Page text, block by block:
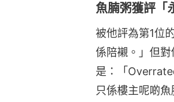
魚腩粥獲評「
被他評為第1位
係陪襯。」但
是：「
只係樓主呢啲